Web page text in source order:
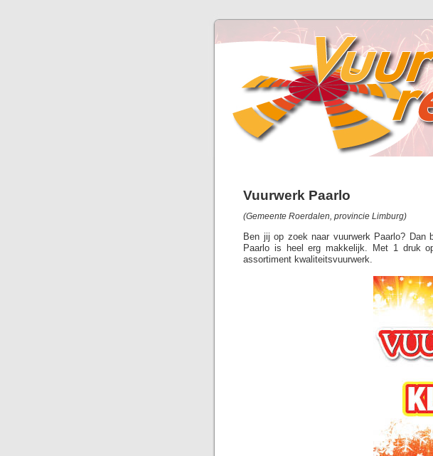
Vuurwerk Paarlo
(Gemeente Roerdalen, provincie Limburg)
Ben jij op zoek naar vuurwerk Paarlo?
Paarlo is heel erg makkelijk. Met 1 druk
assortiment kwaliteitsvuurwerk.